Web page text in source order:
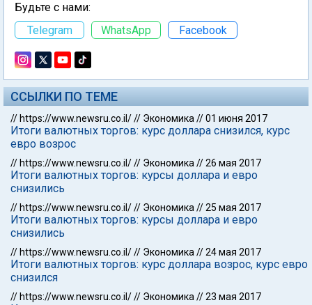
Будьте с нами:
Telegram
WhatsApp Facebook
ССЫЛКИ ПО ТЕМЕ
// https://www.newsru.co.il/// Экономика //01 июня 2017
Итоги валютных торгов: курс доллара снизился, курс
евро возрос
// https://www.newsru.co.il/// Экономика //26 мая 2017
Итоги валютных торгов: курсы доллара и евро
снизились
// https://www.newsru.co.il/// Экономика //25 мая 2017
Итоги валютных торгов: курсы доллара и евро
снизились
// https://www.newsru.co.il/// Экономика //24 мая 2017
Итоги валютных торгов: курс доллара возрос, курс евро
снизился
// https://www.newsru.co.il/// Экономика //23 мая 2017